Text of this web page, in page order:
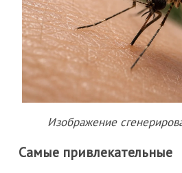
Изображение
Самые привлекательные